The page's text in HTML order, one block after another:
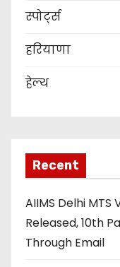
स्पोर्ट्स
हरियाणा
हेल्थ
Recent
AIIMS Delhi
Released, 10th
Through Email